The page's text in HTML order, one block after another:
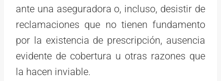
ante una aseguradora o, incluso, desistir de
reclamaciones que no tienen fundamento
por la existencia de prescripción, ausencia
evidente de cobertura u otras razones que
la hacen inviable.